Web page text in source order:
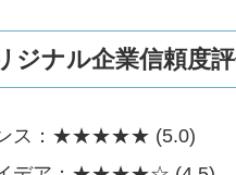
ナル企業信頼度
ンス：★★★★★ (5.0)